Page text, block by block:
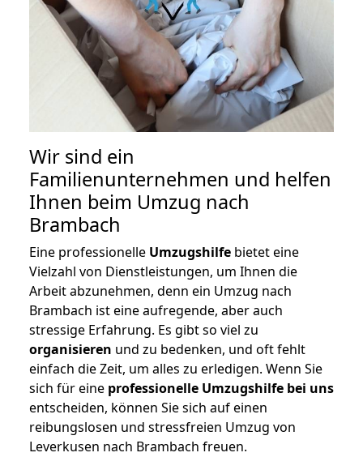
Wir sind ein
Familienunternehmen und helfen
Ihnen beim Umzug nach
Brambach
Eine professionelle Umzugshilfe bietet eine
Vielzahl von Dienstleistungen, um Ihnen die
Arbeit abzunehmen, denn ein Umzug nach
Brambach ist eine aufregende, aber auch
stressige Erfahrung. Es gibt so viel zu
organisieren und zu bedenken, und oft fehlt
einfach die Zeit, um alles zu erledigen. Wenn Sie
sich für eine professionelle Umzugshilfe bei uns
entscheiden, können Sie sich auf einen
reibungslosen und stressfreien Umzug von
Leverkusen nach Brambach freuen.